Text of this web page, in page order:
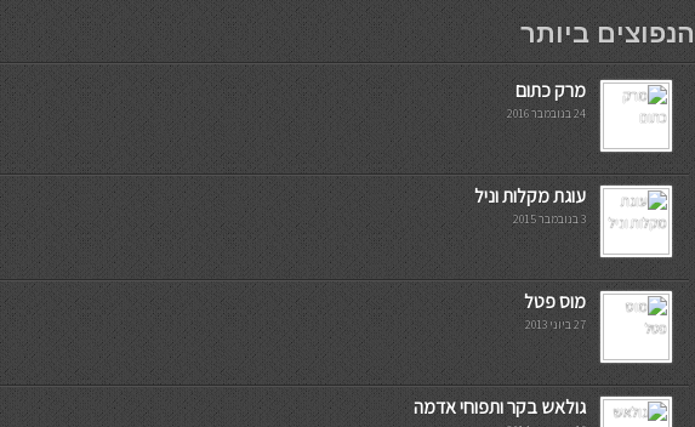
мостбет кг
הנפוצים ביותר
מרק כתום
24 בנובמבר 2016
עוגת מקלות וניל
3 בנובמבר 2015
מוס פטל
27 ביוני 2013
גולאש בקר ותפוחי אדמה